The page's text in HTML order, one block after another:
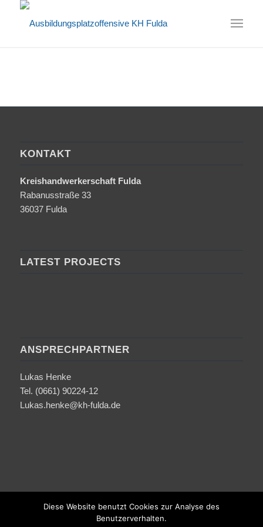
KONTAKT
Kreishandwerkerschaft Fulda
Rabanusstraße 33
36037 Fulda
LATEST PROJECTS
ANSPRECHPARTNER
Lukas Henke
Tel. (0661) 90224-12
Lukas.henke@kh-fulda.de
Diese Website benutzt Cookies zur Analyse des
Benutzerverhalten.